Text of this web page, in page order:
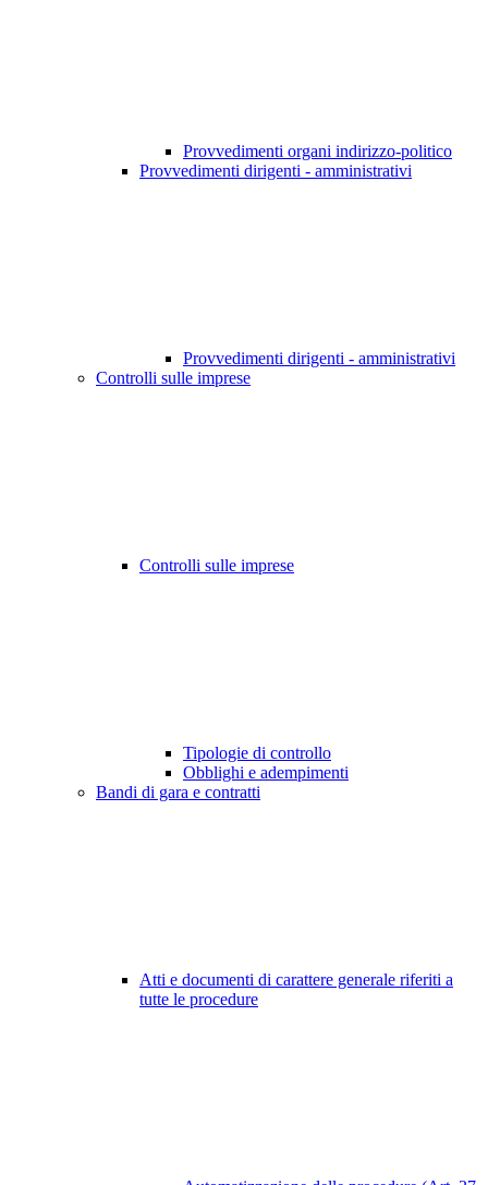
Provvedimenti organi indirizzo-politico
Provvedimenti dirigenti - amministrativi
Provvedimenti dirigenti - amministrativi
Controlli sulle imprese
Controlli sulle imprese
Tipologie di controllo
Obblighi e adempimenti
Bandi di gara e contratti
Atti e documenti di carattere generale riferiti a
tutte le procedure